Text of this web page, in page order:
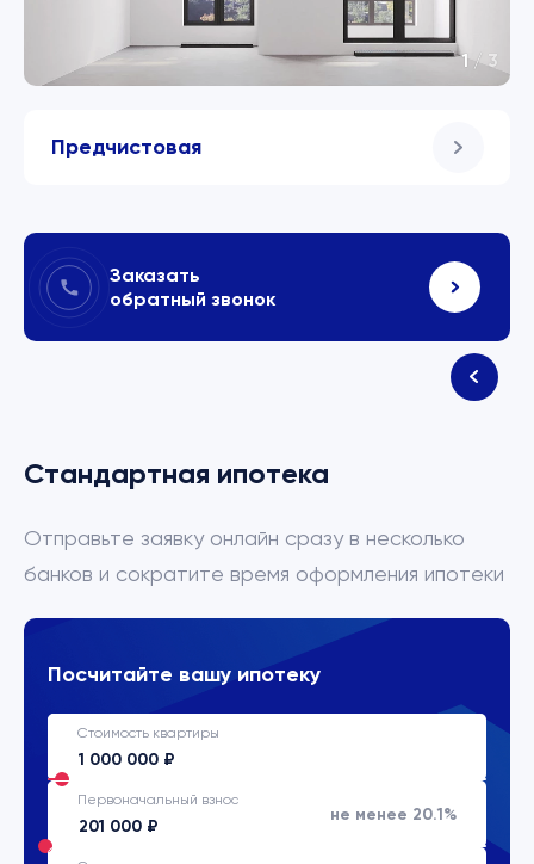
Предчистовая
1 /3
Заказать
обратный звонок
Стандартная ипотека
Отправьте заявку онлайн сразу в несколько
банков и сократите время оформления ипотеки
Посчитайте вашу ипотеку
Стоимость квартиры
Первоначальный взнос
не менее 20.1%